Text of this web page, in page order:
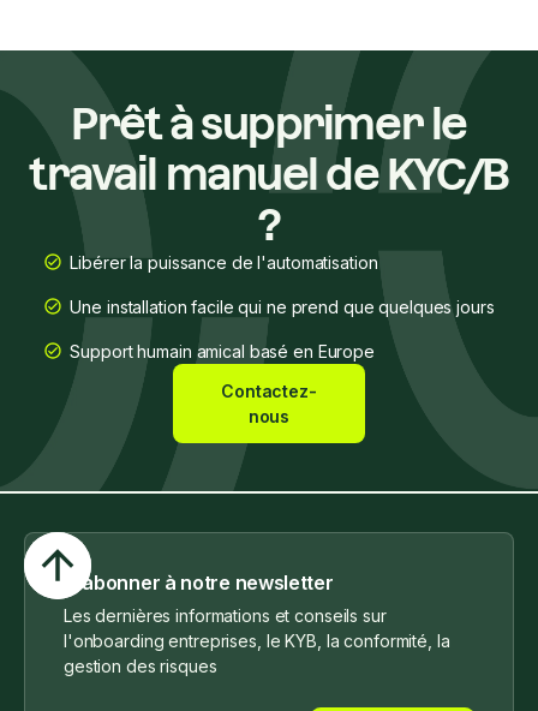
Prêt à supprimer le
travail manuel de KYC/B
?
Libérer la puissance de l'automatisation
Une installation facile qui ne prend que quelques jours
Support humain amical basé en Europe
Contactez-
nous
S'abonner à notre newsletter
Les dernières informations et conseils sur
l'onboarding entreprises, le KYB, la conformité, la
gestion des risques